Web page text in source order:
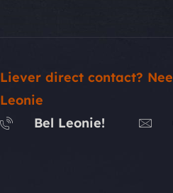
Liever direct contact?
Leonie
Bel Leonie!